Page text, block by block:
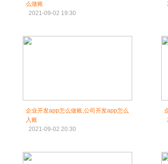
么做账
2021-09-02 19:30
企业开发app怎么做账,公司开发app怎么
入账
2021-09-02 20:30